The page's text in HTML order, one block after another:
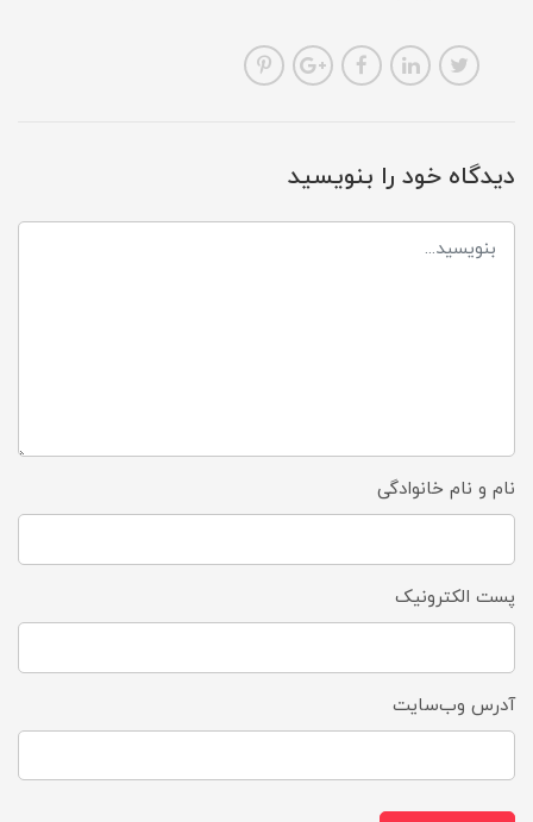
دیدگاه خود را بنویسید
نام و نام خانوادگی
پست الکترونیک
آدرس وب‌سایت